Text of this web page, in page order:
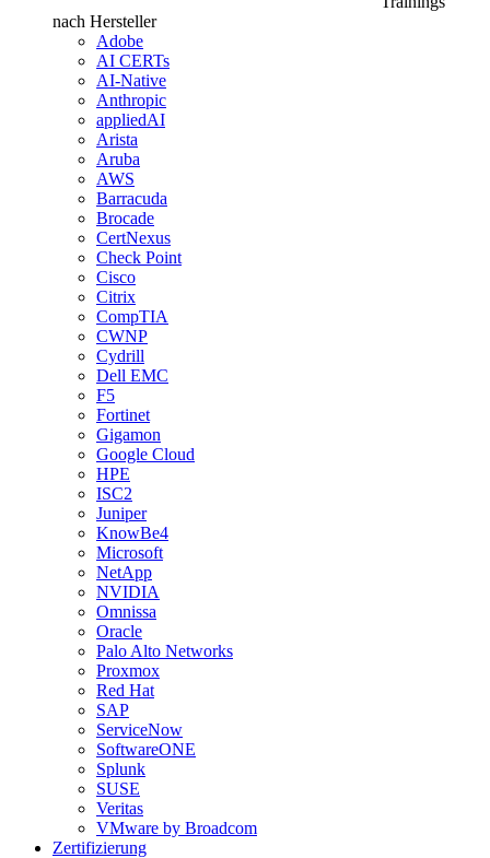
nach Hersteller
Adobe
AI CERTs
AI-Native
Anthropic
appliedAI
Arista
Aruba
AWS
Barracuda
Brocade
CertNexus
Check Point
Cisco
Citrix
CompTIA
CWNP
Cydrill
Dell EMC
F5
Fortinet
Gigamon
Google Cloud
HPE
ISC2
Juniper
KnowBe4
Microsoft
NetApp
NVIDIA
Omnissa
Oracle
Palo Alto Networks
Proxmox
Red Hat
SAP
ServiceNow
SoftwareONE
Splunk
SUSE
Veritas
VMware by Broadcom
Zertifizierung